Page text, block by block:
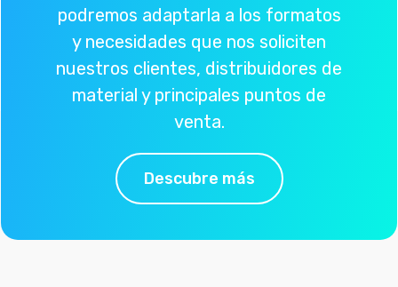
podremos adaptarla a los formatos
y necesidades que nos soliciten
nuestros clientes, distribuidores de
material y principales puntos de
venta.
Descubre más